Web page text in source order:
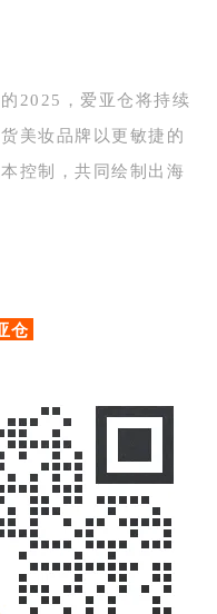
2025，爱亚仓将持续
美妆品牌以更敏捷的
控制，共同绘制出海
仓